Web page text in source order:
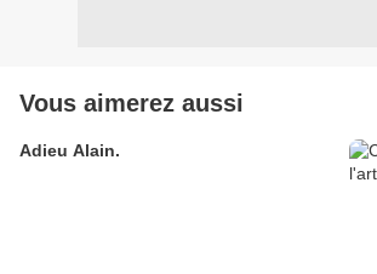
Vous aimerez aussi
Adieu Alain.